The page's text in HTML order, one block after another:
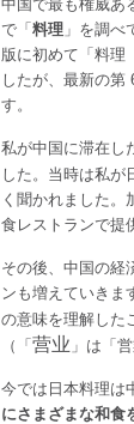
中国で最も権威あ
で「 料理 」を調べ
版に初めて「料理
したが、最新の第
す。
私が中国に滞在し
した。当時は私が
く聞かれました
食レストランで提
その後、中国の経
ンも増えていきま
の意味を理解した
（「 营业 」は「
今では日本料理は
にさまざまな和食